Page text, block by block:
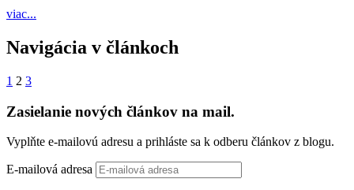
viac...
Navigácia v článkoch
1 2 3
Zasielanie nových článkov na mail.
Vyplňte e-mailovú adresu a prihláste sa k odberu článkov z blogu.
E-mailová adresa